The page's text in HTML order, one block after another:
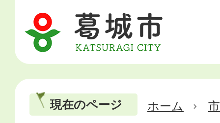
現在のページ ホーム